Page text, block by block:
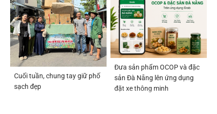
Cuối tuần, chung tay giữ phố
sạch đẹp
Đưa sản phẩm OCOP và đặc
sản Đà Nẵng lên ứng dụng
đặt xe thông minh